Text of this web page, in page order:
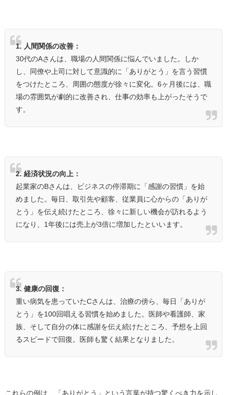
1. 人間関係の改善：
30代のAさんは、職場の人間関係に悩んでいました。しか
し、同僚や上司に対して意識的に「ありがとう」を言う習慣
をつけたところ、周囲の態度が徐々に変化。6ヶ月後には、職
場の雰囲気が劇的に改善され、仕事の効率も上がったそうで
す。
2. 経済状況の向上：
起業家のBさんは、ビジネスの停滞期に「感謝の習慣」を始
めました。毎日、取引先や顧客、従業員に心からの「ありが
とう」を伝え続けたところ、徐々に新しい機会が訪れるよう
になり、1年後には売上が3倍に増加したといいます。
3. 健康の回復：
重い病気を患っていたCさんは、治療の傍ら、毎日「ありが
とう」を100回唱える習慣を始めました。医師や看護師、家
族、そして自分の体に感謝を伝え続けたところ、予想を上回
るスピードで回復。医師も驚く結果となりました。
これらの例は、「ありがとう」という言葉が持つ驚くべき力を示し